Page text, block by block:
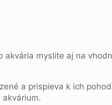
myslite aj na
a prispieva k ich